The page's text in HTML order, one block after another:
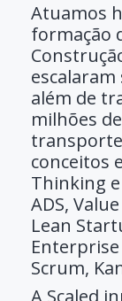
Atuamos
formação
além de
milhões
conceitos
Thinking
ADS,
Lean
Enterprise
Scrum,
A Scaled